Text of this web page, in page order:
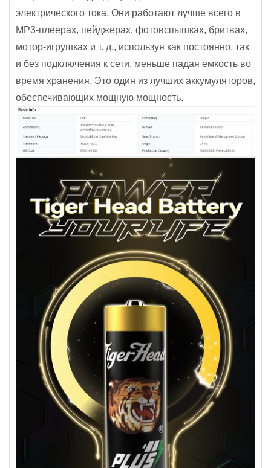
электрического тока. Они работают лучше всего в
MP3-плеерах, пейджерах, фотовспышках, бритвах,
мотор-игрушках и т. д., используя как постоянно, так
и без подключения к сети, меньше падая емкость во
время хранения. Это один из лучших аккумуляторов,
обеспечивающих мощную мощность.